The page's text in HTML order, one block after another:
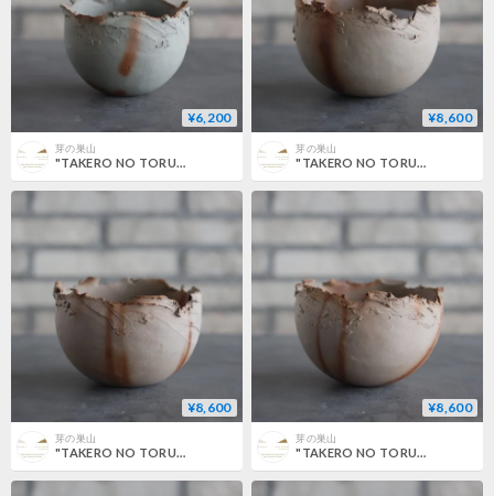
¥6,200
芽の巣山
¥8,600
芽の巣山
¥8,600
芽の巣山
"TAKERO NO TORUKO" / CHIGIRI / L (4.5号) no.802/164
¥8,600
芽の巣山
"TAKERO NO TORUKO" / CHIGIRI / L (4.5号) no.802/163